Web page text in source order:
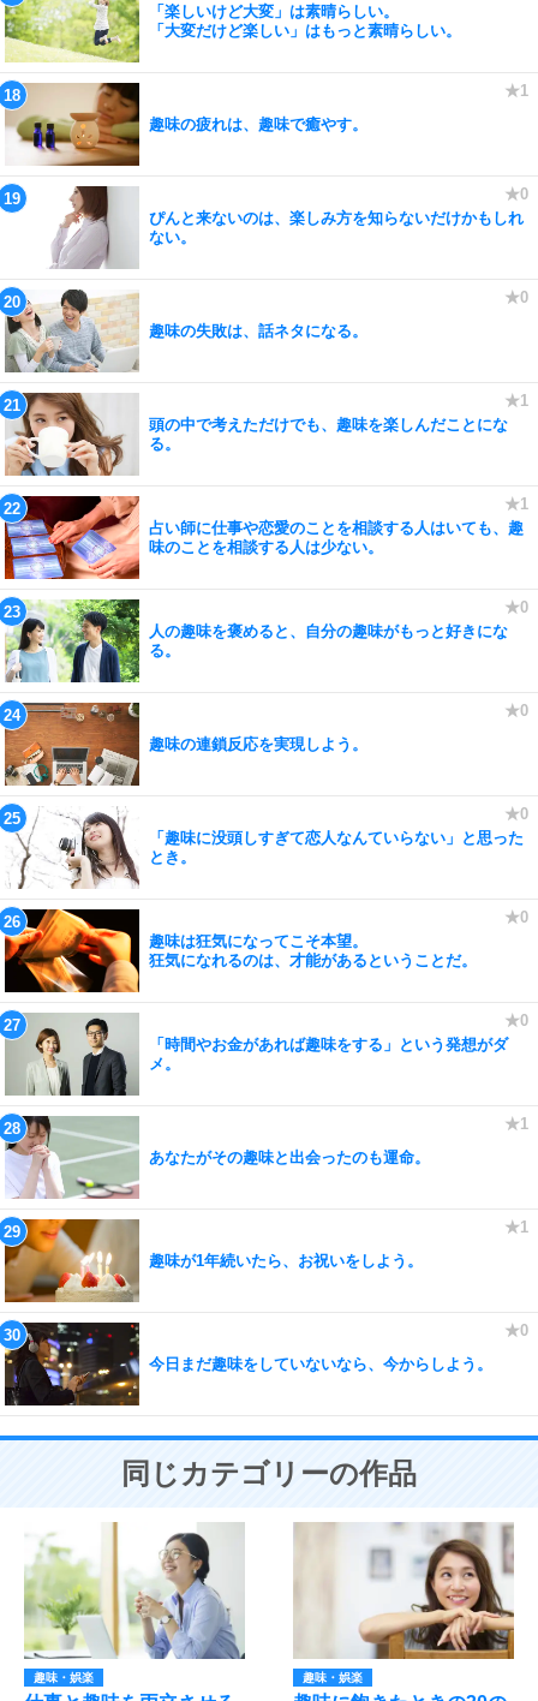
「楽しいけど大変」は素晴らしい。
「大変だけど楽しい」はもっと素晴らしい。
趣味の疲れは、趣味で癒やす。
ぴんと来ないのは、楽しみ方を知らないだけかもしれ
ない。
趣味の失敗は、話ネタになる。
頭の中で考えただけでも、趣味を楽しんだことにな
る。
占い師に仕事や恋愛のことを相談する人はいても、趣
味のことを相談する人は少ない。
人の趣味を褒めると、自分の趣味がもっと好きにな
る。
趣味の連鎖反応を実現しよう。
「趣味に没頭しすぎて恋人なんていらない」と思った
とき。
趣味は狂気になってこそ本望。
狂気になれるのは、才能があるということだ。
「時間やお金があれば趣味をする」という発想がダ
メ。
あなたがその趣味と出会ったのも運命。
趣味が1年続いたら、お祝いをしよう。
今日まだ趣味をしていないなら、今からしよう。
同じカテゴリーの作品
趣味・娯楽 趣味・娯楽